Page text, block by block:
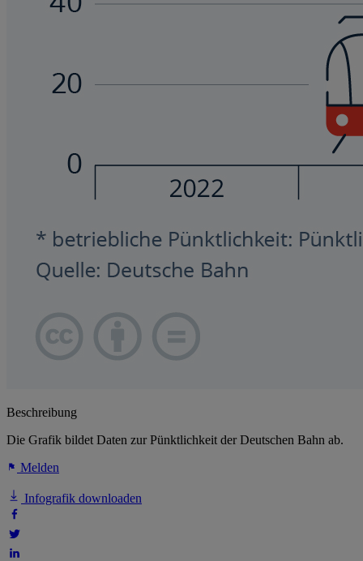
Beschreibung
Die Grafik bildet Daten zur Pünktlichkeit der Deutschen Bahn ab.
Melden
Infografik downloaden